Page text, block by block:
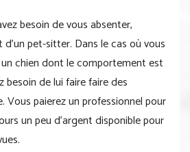
besoin de vous absenter,
pet-sitter. Dans le cas où vous
chien dont le comportement est
besoin de lui faire faire des
Vous paierez un professionnel pour
un peu d’argent disponible pour